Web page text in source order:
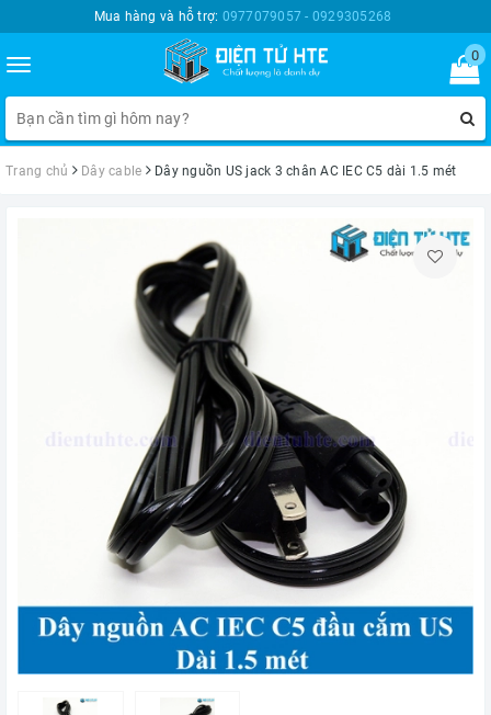
Mua hàng và hỗ trợ: 0977079057 - 0929305268
Toggle
navigation
0
Trang chủ Dây cable Dây nguồn US jack 3 chân AC IEC C5 dài 1.5 mét